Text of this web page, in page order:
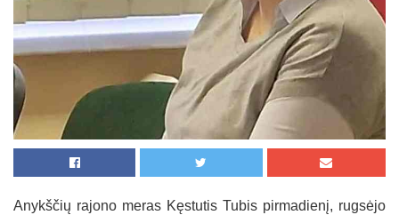
Anykščių rajono meras Kęstutis Tubis pirmadienį, rugsėjo